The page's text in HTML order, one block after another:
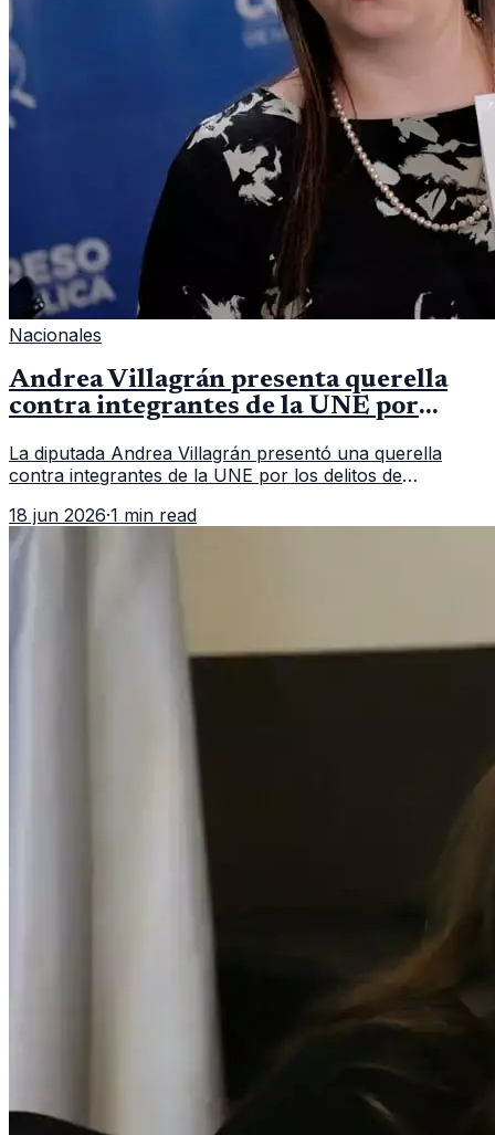
Nacionales
Andrea Villagrán presenta querella
contra integrantes de la UNE por
La diputada Andrea Villagrán presentó una querella
contra integrantes de la UNE por los delitos de
18 jun 2026·1 min read